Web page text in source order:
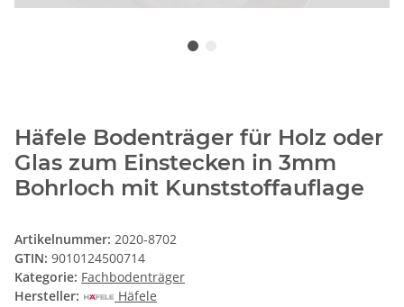
Häfele Bodenträger für Holz oder
Glas zum Einstecken in 3mm
Bohrloch mit Kunststoffauflage
Artikelnummer: 2020-8702
GTIN: 9010124500714
Kategorie: Fachbodenträger
Hersteller:
Häfele